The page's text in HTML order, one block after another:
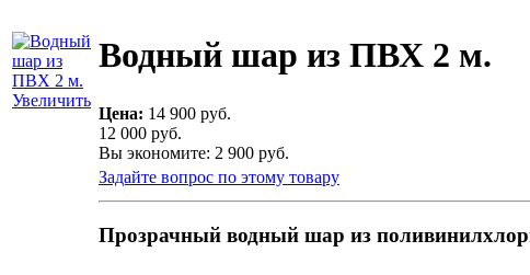
Увеличить
Водный шар из ПВХ 2 м.
Цена: 14 900 руб.
12 000 руб.
Вы экономите: 2 900 руб.
Задайте вопрос по этому товару
Прозрачный водный шар из